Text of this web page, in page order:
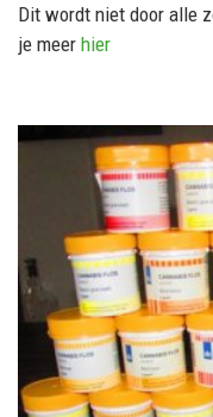
Dit wordt niet door alle
je meer hier